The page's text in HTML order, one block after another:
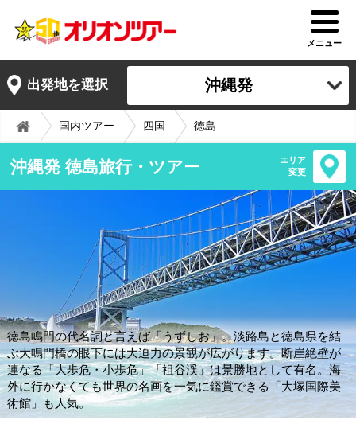
メニュー
出発地を選択 沖縄発
国内ツアー 四国 徳島
沖縄発 徳島旅行・ツアー
エリア
変更
徳島鳴門の代名詞と言えば「うずしお」。淡路島と徳島県を結
ぶ大鳴門橋の眼下には大迫力の景観が広がります。断崖絶壁が
連なる「大歩危・小歩危」「祖谷渓」は景勝地として有名。海
外に行かなくても世界の名画を一気に鑑賞できる「大塚国際美
術館」も人気。